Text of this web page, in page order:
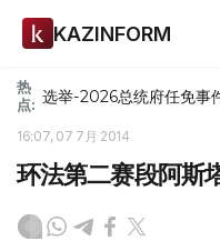
KAZINFORM
热
点: 选举-2026总统府任免事
16:07, 07 7月 2014
环法第二赛段阿斯